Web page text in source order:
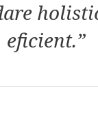
eficient.”